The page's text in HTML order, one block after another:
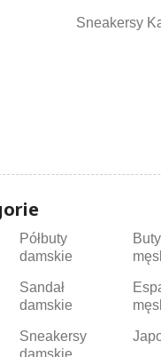
Sneakersy
Półbuty
damskie
Sandał
damskie
Sneakersy